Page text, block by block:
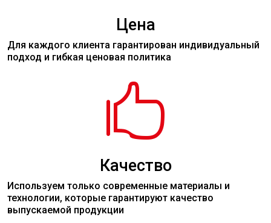
Цена
Для каждого клиента гарантирован индивидуальный
подход и гибкая ценовая политика

Качество
Используем только современные материалы и
технологии, которые гарантируют качество
выпускаемой продукции